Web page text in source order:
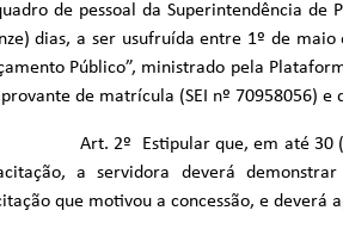
de pessoal da Superintendência de
dias, a ser usufruída entre 1º de
Público”, ministrado pela
de matrícula (SEI nº 70958056) e
Art. 2º Estipular que, em até 30
a servidora deverá
que motivou a concessão, e deverá